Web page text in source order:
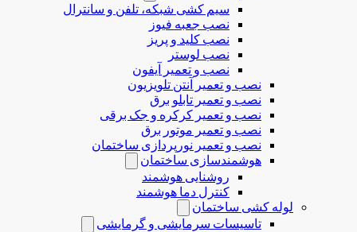
سیم کشی شبکه، تلفن و سانترال
نصب جعبه فیوز
نصب کلید و پریز
نصب لوستر
نصب و تعمیر آیفون
نصب و تعمیر آنتن تلویزیون
نصب و تعمیر تابلو برق
نصب و تعمیر کرکره و جک برقی
نصب و تعمیر موتور برق
نصب و تعمیر نورپردازی ساختمان
هوشمندسازی ساختمان
روشنایی هوشمند
کنترل دما هوشمند
لوله کشی ساختمان
تاسیسات سرمایشی و گرمایشی